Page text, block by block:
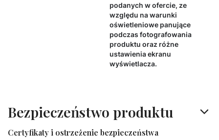
podanych w ofercie, ze
względu na warunki
oświetleniowe panujące
podczas fotografowania
produktu oraz różne
ustawienia ekranu
wyświetlacza.
Bezpieczeństwo produktu
Certyfikaty i ostrzeżenie bezpieczeństwa